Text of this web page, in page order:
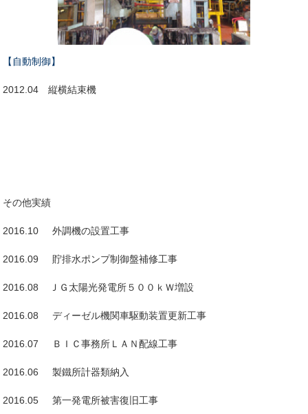
【自動制御】
2012.04 縦横結束機
その他実績
2016.10 外調機の設置工事
2016.09 貯排水ポンプ制御盤補修工事
2016.08 ＪＧ太陽光発電所５００ｋＷ増設
2016.08 ディーゼル機関車駆動装置更新工事
2016.07 ＢＩＣ事務所ＬＡＮ配線工事
2016.06 製鐵所計器類納入
2016.05 第一発電所被害復旧工事